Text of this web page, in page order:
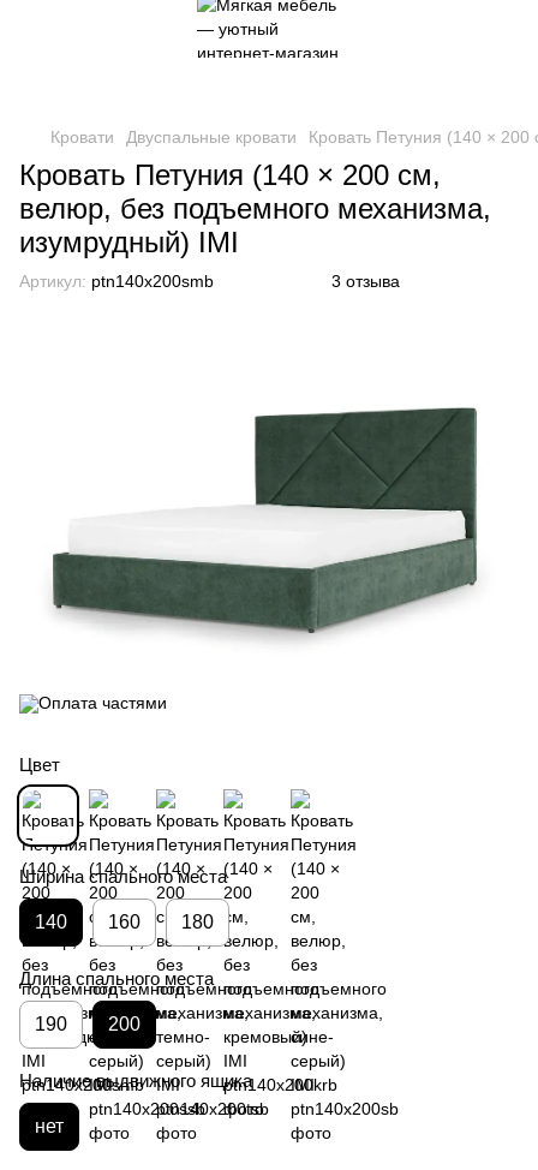
Кровати Двуспальные кровати Кровать Петуния (140 ×
Кровать Петуния (140 × 200 см,
велюр, без подъемного механизма,
изумрудный) IMI
Артикул: ptn140x200smb 3 отзыва
Цвет
Ширина спального места
140 160 180
Длина спального места
190 200
Наличие выдвижного ящика
нет